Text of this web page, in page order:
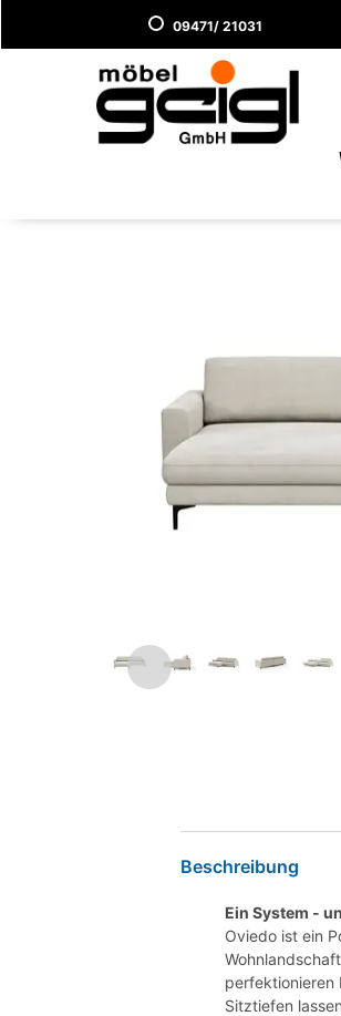
09471/ 21031
Beschreibung
Ein System -
Oviedo ist ein
perfektionieren
Sitztiefen